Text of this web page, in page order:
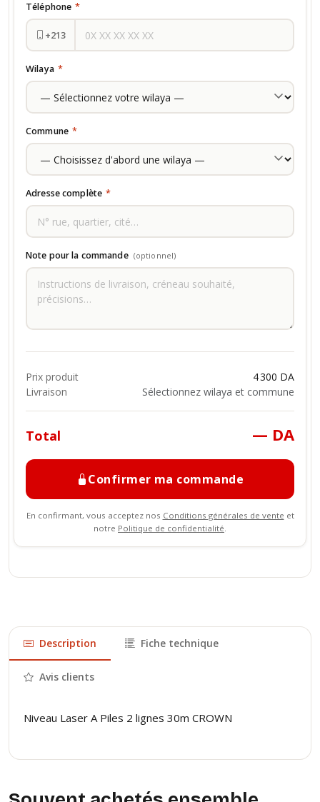
Téléphone *
+213
Wilaya *
Commune *
Adresse complète *
Note pour la commande (optionnel)
Prix produit
4 300 DA
Livraison
Sélectionnez wilaya et commune
Total — DA
Confirmer ma commande
En confirmant, vous acceptez nos Conditions générales de vente et
notre Politique de confidentialité.
Description Fiche technique
Avis clients
Niveau Laser A Piles 2 lignes 30m CROWN